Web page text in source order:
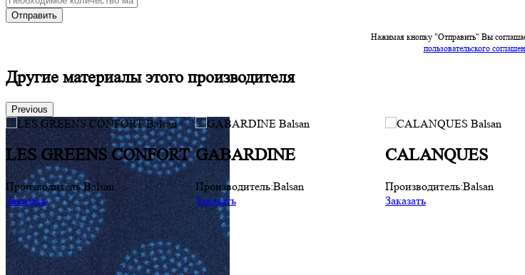
Нажимая кнопку "Отправить" Вы
пользовательского
Другие материалы этого производителя
Previous
LES GREENS CONFORT
Производитель:Balsan
Заказать
GABARDINE
Производитель:Balsan
Заказать
CALANQUES
Производитель:Balsan
Заказать